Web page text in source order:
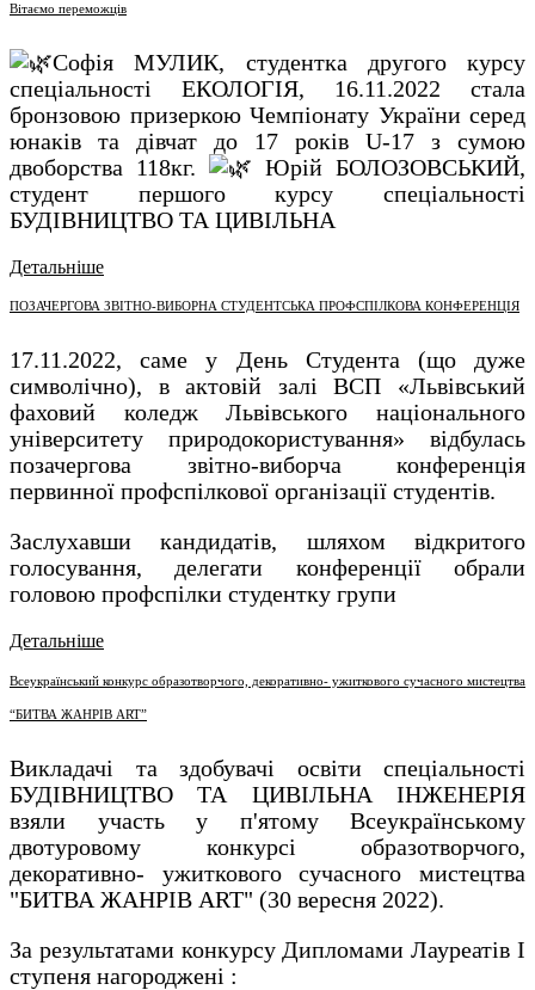
Вітаємо переможців
Софія МУЛИК, студентка другого курсу
спеціальності ЕКОЛОГІЯ, 16.11.2022 стала
бронзовою призеркою Чемпіонату України серед
юнаків та дівчат до 17 років U-17 з сумою
двоборства 118кг.
Юрій БОЛОЗОВСЬКИЙ,
студент першого курсу спеціальності
БУДІВНИЦТВО ТА ЦИВІЛЬНА
Детальніше
ПОЗАЧЕРГОВА ЗВІТНО-ВИБОРНА СТУДЕНТСЬКА ПРОФСПІЛКОВА КОНФЕРЕНЦІЯ
17.11.2022, саме у День Студента (що дуже
символічно), в актовій залі ВСП «Львівський
фаховий коледж Львівського національного
університету природокористування» відбулась
позачергова звітно-виборча конференція
первинної профспілкової організації студентів.
Заслухавши кандидатів, шляхом відкритого
голосування, делегати конференції обрали
головою профспілки студентку групи
Детальніше
Всеукраїнський конкурс образотворчого, декоративно- ужиткового сучасного мистецтва
“БИТВА ЖАНРІВ ART”
Викладачі та здобувачі освіти спеціальності
БУДІВНИЦТВО ТА ЦИВІЛЬНА ІНЖЕНЕРІЯ
взяли участь у п'ятому Всеукраїнському
двотуровому конкурсі образотворчого,
декоративно- ужиткового сучасного мистецтва
"БИТВА ЖАНРІВ ART" (30 вересня 2022).
За результатами конкурсу Дипломами Лауреатів І
ступеня нагороджені :